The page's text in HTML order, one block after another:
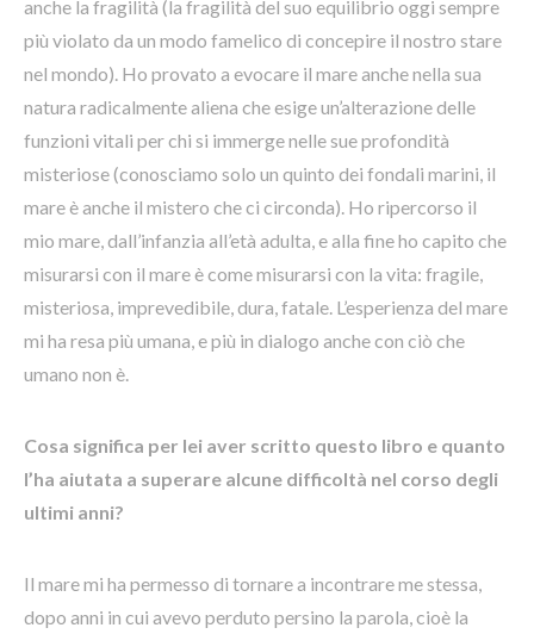
anche la fragilità (la fragilità del suo equilibrio oggi sempre
più violato da un modo famelico di concepire il nostro stare
nel mondo). Ho provato a evocare il mare anche nella sua
natura radicalmente aliena che esige un’alterazione delle
funzioni vitali per chi si immerge nelle sue profondità
misteriose (conosciamo solo un quinto dei fondali marini, il
mare è anche il mistero che ci circonda). Ho ripercorso il
mio mare, dall’infanzia all’età adulta, e alla fine ho capito che
misurarsi con il mare è come misurarsi con la vita: fragile,
misteriosa, imprevedibile, dura, fatale. L’esperienza del mare
mi ha resa più umana, e più in dialogo anche con ciò che
umano non è.
Cosa significa per lei aver scritto questo libro e quanto
l’ha aiutata a superare alcune difficoltà nel corso degli
ultimi anni?
Il mare mi ha permesso di tornare a incontrare me stessa,
dopo anni in cui avevo perduto persino la parola, cioè la